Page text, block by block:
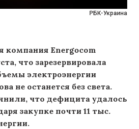
РБК-Украина
компания Energocom
что зарезервировала
электроэнергии
не останется без света.
что дефицита удалось
закупке почти 11 тыс.